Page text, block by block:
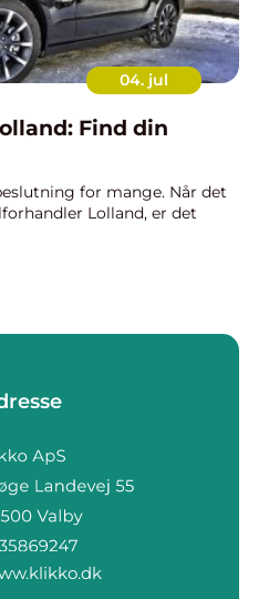
04. jul
Find din
for mange. Når det
Lolland, er det